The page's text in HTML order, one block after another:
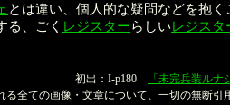
とは違い、個人的な疑問などを抱
る、ごく レジスターらしいレジスタ
初出：I-p180
「未完兵装ル
全ての画像・文章について、一切の無断引